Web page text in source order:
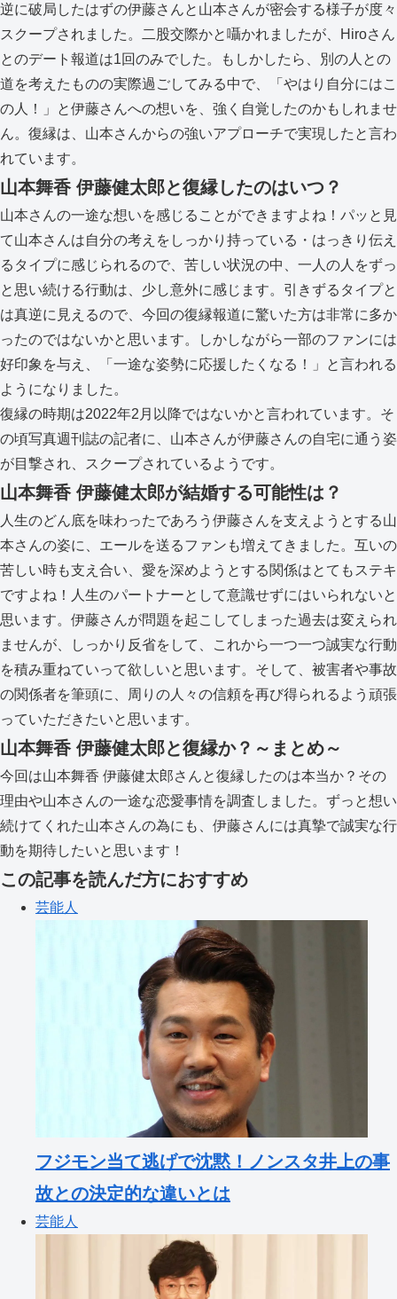
逆に破局したはずの伊藤さんと山本さんが密会する様子が度々
スクープされました。二股交際かと囁かれましたが、Hiroさん
とのデート報道は1回のみでした。もしかしたら、別の人との
道を考えたものの実際過ごしてみる中で、「やはり自分にはこ
の人！」と伊藤さんへの想いを、強く自覚したのかもしれませ
ん。復縁は、山本さんからの強いアプローチで実現したと言わ
れています。
山本舞香 伊藤健太郎と復縁したのはいつ？
山本さんの一途な想いを感じることができますよね！パッと見
て山本さんは自分の考えをしっかり持っている・はっきり伝え
るタイプに感じられるので、苦しい状況の中、一人の人をずっ
と思い続ける行動は、少し意外に感じます。引きずるタイプと
は真逆に見えるので、今回の復縁報道に驚いた方は非常に多か
ったのではないかと思います。しかしながら一部のファンには
好印象を与え、「一途な姿勢に応援したくなる！」と言われる
ようになりました。
復縁の時期は2022年2月以降ではないかと言われています。そ
の頃写真週刊誌の記者に、山本さんが伊藤さんの自宅に通う姿
が目撃され、スクープされているようです。
山本舞香 伊藤健太郎が結婚する可能性は？
人生のどん底を味わったであろう伊藤さんを支えようとする山
本さんの姿に、エールを送るファンも増えてきました。互いの
苦しい時も支え合い、愛を深めようとする関係はとてもステキ
ですよね！人生のパートナーとして意識せずにはいられないと
思います。伊藤さんが問題を起こしてしまった過去は変えられ
ませんが、しっかり反省をして、これから一つ一つ誠実な行動
を積み重ねていって欲しいと思います。そして、被害者や事故
の関係者を筆頭に、周りの人々の信頼を再び得られるよう頑張
っていただきたいと思います。
山本舞香 伊藤健太郎と復縁か？～まとめ～
今回は山本舞香 伊藤健太郎さんと復縁したのは本当か？その
理由や山本さんの一途な恋愛事情を調査しました。ずっと想い
続けてくれた山本さんの為にも、伊藤さんには真摯で誠実な行
動を期待したいと思います！
この記事を読んだ方におすすめ
芸能人
フジモン当て逃げで沈黙！ノンスタ井上の事
故との決定的な違いとは
芸能人